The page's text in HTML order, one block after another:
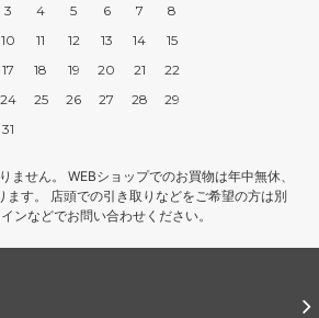
3 4 5 6 7
8
10 11 12 13 14
15
17 18 19 20 21
22
24 25 26 27 28
29
31
ません。 WEBショップでのお買物は年中無休、
ます。 店頭での引き取りなどをご希望の方は別
ンなどでお問い合わせください。